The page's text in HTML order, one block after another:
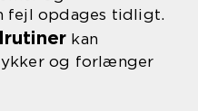
fejl opdages tidligt.
kan
og forlænger